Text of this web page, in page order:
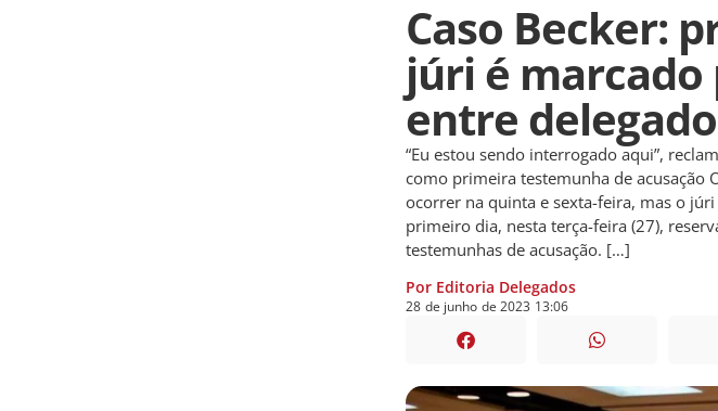
Caso Becker:
júri é
entre
“Eu estou sendo interrogado aqui”,
como primeira testemunha de acusação
ocorrer na quinta e sexta-feira, mas o
primeiro dia, nesta terça-feira (27),
testemunhas de acusação. […]
Por Editoria Delegados
28 de junho de2023 13:06